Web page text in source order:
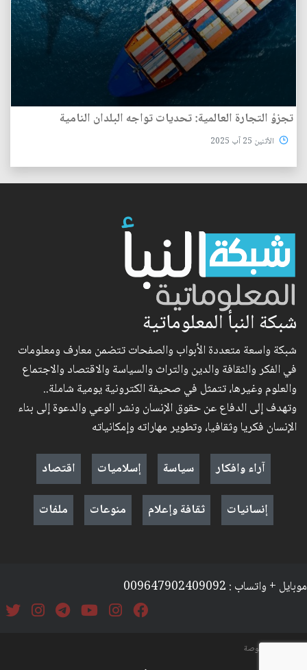
تجزؤ التجارة العالمية: تحديات تواجه البلدان النامية
الأثنين 25 آب 2025
شبكة النبأ المعلوماتية
شبكة واسعة متعددة الأبواب والصفحات تتضمن معارف ومعلومات
في الفكر والثقافة والدين والتراث والسياسة والاقتصاد والاجتماع
والعلوم وغيرها، تتمثل في صحيفة الكترونية يومية شاملة..
وتهدف إلى الدفاع عن حقوق الإنسان ونشر الوعي والدعوة إلى بناء
الإنسان فكريا وثقافيا، وتطوير مهاراته وإمكانياته
آراء وافكار
سياسة إسلاميات
اقتصاد
إنسانيات
ثقافة وإعلام منوعات ملفات
موبايل + واتساب : 009647902409092
السياسة والخصوصة